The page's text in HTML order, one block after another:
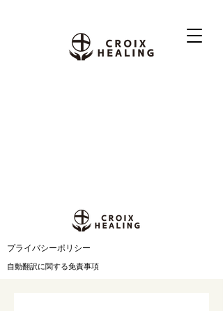
​プライバシーポリシー
自動翻訳に関する免責事項